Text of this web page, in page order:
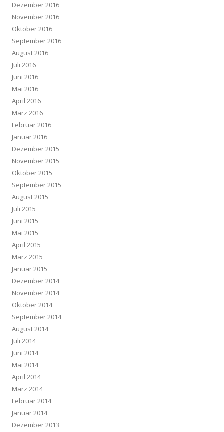
Dezember 2016
November 2016
Oktober 2016
September 2016
August 2016
Juli 2016
Juni 2016
Mai 2016
April 2016
März 2016
Februar 2016
Januar 2016
Dezember 2015
November 2015
Oktober 2015
September 2015
August 2015
Juli 2015
Juni 2015
Mai 2015
April 2015
März 2015
Januar 2015
Dezember 2014
November 2014
Oktober 2014
September 2014
August 2014
Juli 2014
Juni 2014
Mai 2014
April 2014
März 2014
Februar 2014
Januar 2014
Dezember 2013